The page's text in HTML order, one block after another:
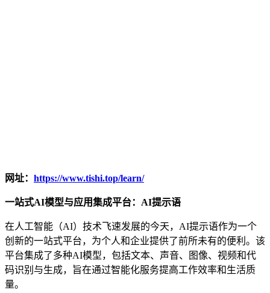
网址： https://www.tishi.top/learn/
一站式AI模型与应用集成平台：AI提示语
在人工智能（AI）技术飞速发展的今天，AI提示语作为一个
创新的一站式平台，为个人和企业提供了前所未有的便利。该
平台集成了多种AI模型，包括文本、声音、图像、视频和代
码识别与生成，旨在通过智能化服务提高工作效率和生活质
量。